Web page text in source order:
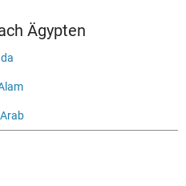
Ägypten